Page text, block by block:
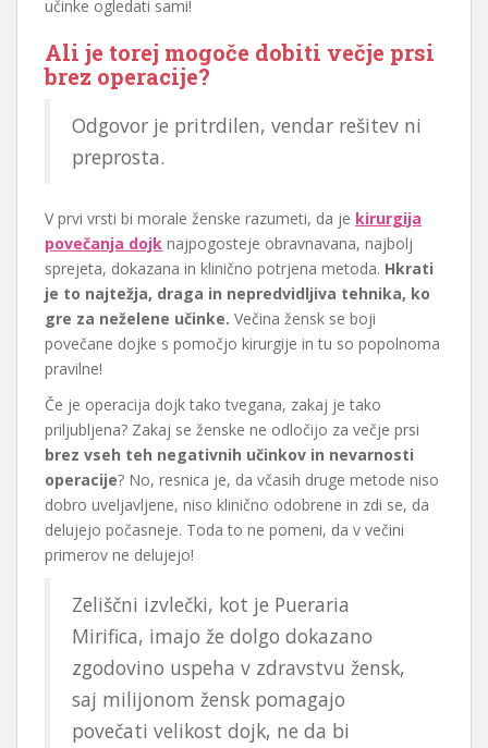
učinke ogledati sami!
Ali je torej mogoče dobiti večje prsi
brez operacije?
Odgovor je pritrdilen, vendar rešitev ni
preprosta.
V prvi vrsti bi morale ženske razumeti, da je kirurgija
povečanja dojk najpogosteje obravnavana, najbolj
sprejeta, dokazana in klinično potrjena metoda. Hkrati
je to najtežja, draga in nepredvidljiva tehnika, ko
gre za neželene učinke. Večina žensk se boji
povečane dojke s pomočjo kirurgije in tu so popolnoma
pravilne!
Če je operacija dojk tako tvegana, zakaj je tako
priljubljena? Zakaj se ženske ne odločijo za večje prsi
brez vseh teh negativnih učinkov in nevarnosti
operacije? No, resnica je, da včasih druge metode niso
dobro uveljavljene, niso klinično odobrene in zdi se, da
delujejo počasneje. Toda to ne pomeni, da v večini
primerov ne delujejo!
Zeliščni izvlečki, kot je Pueraria
Mirifica, imajo že dolgo dokazano
zgodovino uspeha v zdravstvu žensk,
saj milijonom žensk pomagajo
povečati velikost dojk, ne da bi